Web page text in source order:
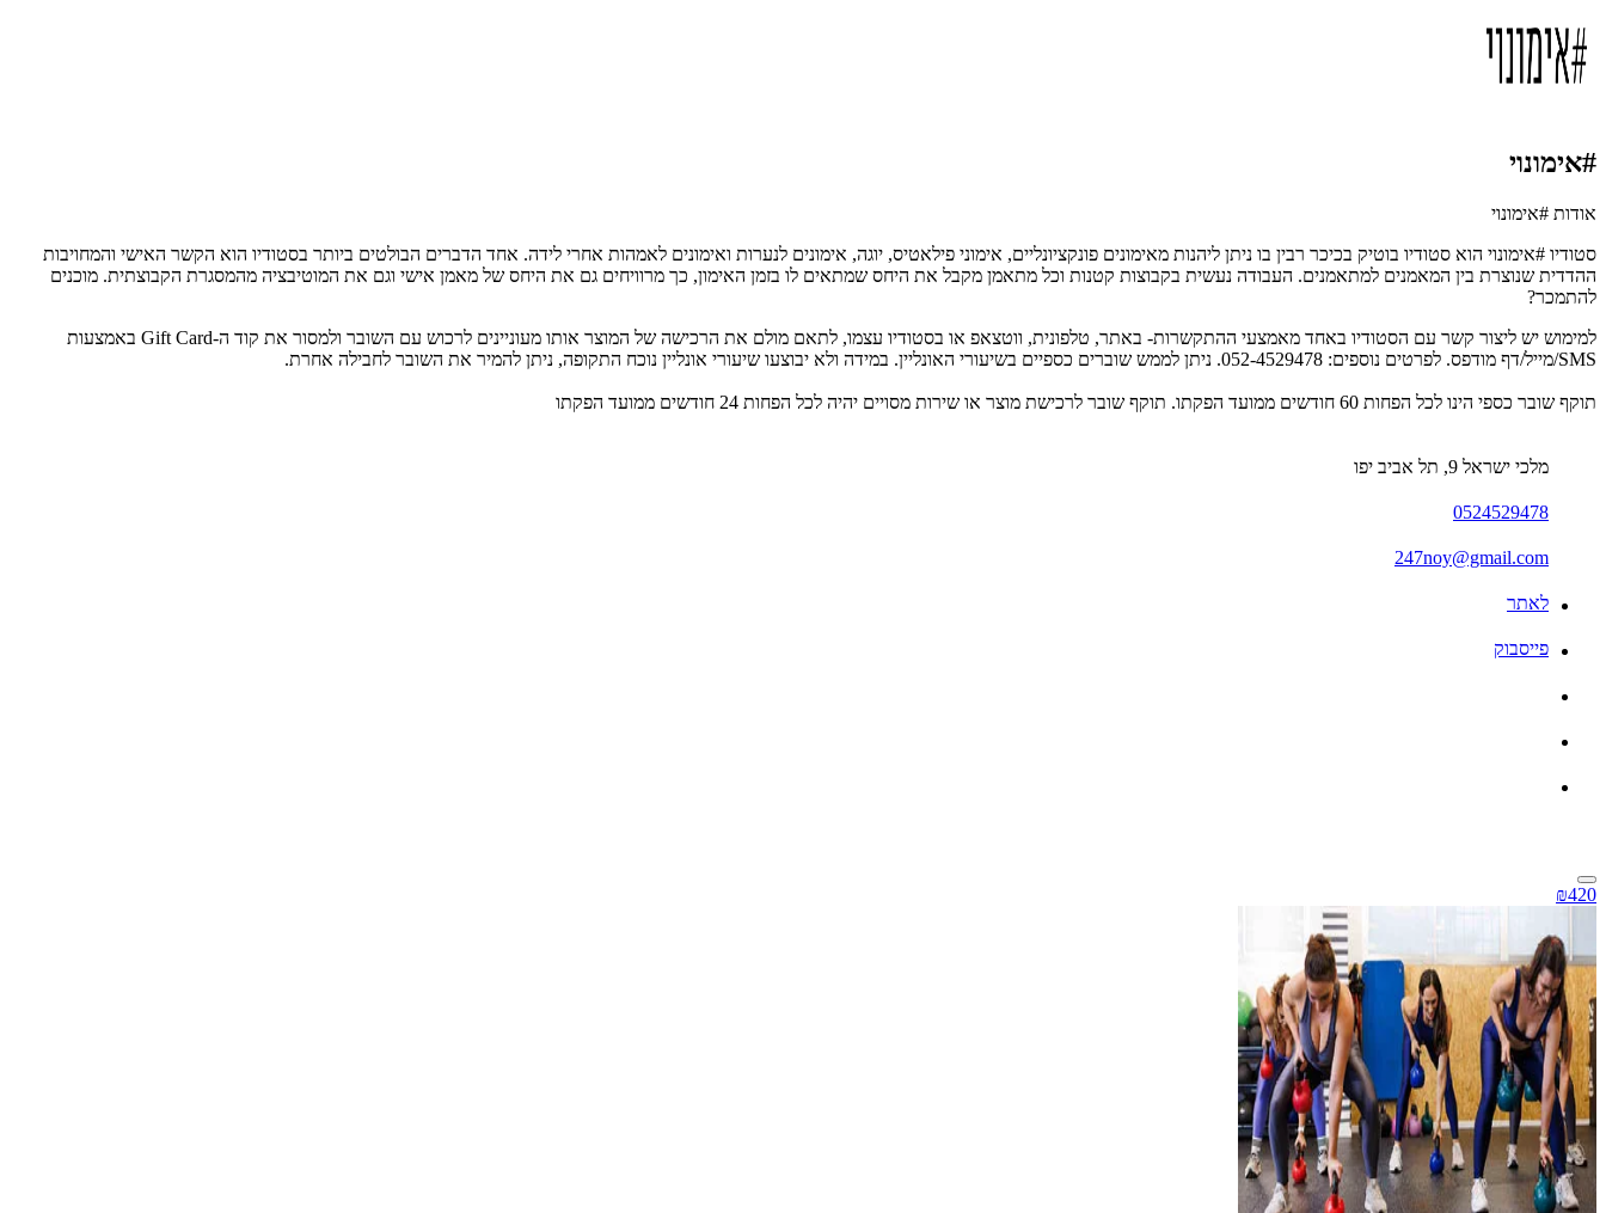
#אימונוי
אודות #אימונוי
סטודיו #אימונוי הוא סטודיו בוטיק בכיכר רבין בו ניתן ליהנות מאימונים פונקציונליים, אימוני פילאטיס, יוגה, אימונים לנערות ואימונים לאמהות אחרי לידה. אחד הדברים הבולטים ביותר בסטודיו הוא הקשר האישי והמחויבות
ההדדית שנוצרת בין המאמנים למתאמנים. העבודה נעשית בקבוצות קטנות וכל מתאמן מקבל את היחס שמתאים לו בזמן האימון, כך מרוויחים גם את היחס של מאמן אישי וגם את המוטיבציה מהמסגרת הקבוצתית. מוכנים
להתמכר?
למימוש יש ליצור קשר עם הסטודיו באחד מאמצעי ההתקשרות- באתר, טלפונית, ווטצאפ או בסטודיו עצמו, לתאם מולם את הרכישה של המוצר אותו מעוניינים לרכוש עם השובר ולמסור את קוד ה-Gift Card באמצעות
SMS/מייל/דף מודפס. לפרטים נוספים:
052-4529478. ניתן לממש שוברים כספיים בשיעורי האונליין. במידה ולא יבוצעו שיעורי אונליין נוכח התקופה, ניתן להמיר את השובר לחבילה אחרת.
תוקף שובר כספי הינו לכל הפחות 60 חודשים ממועד הפקתו. תוקף שובר לרכישת מוצר או שירות מסויים יהיה לכל הפחות 24 חודשים ממועד הפקתו
מלכי ישראל 9, תל אביב יפו
0524529478
247noy@gmail.com
לאתר
פייסבוק
₪420